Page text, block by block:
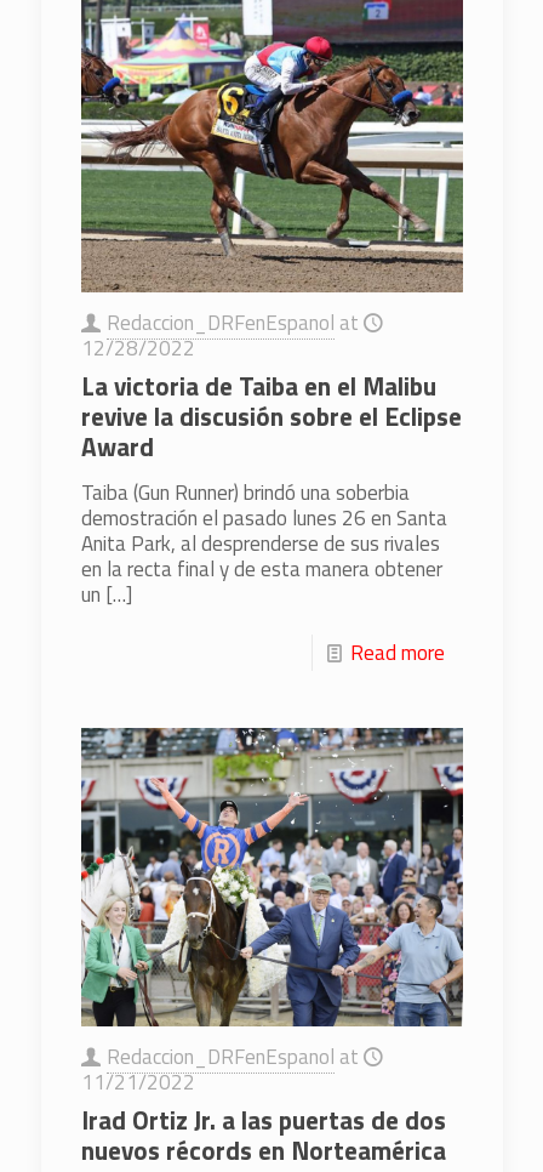
Redaccion_DRFenEspanol at
12/28/2022
La victoria de Taiba en el Malibu
revive la discusión sobre el Eclipse
Award
Taiba (Gun Runner) brindó una soberbia
demostración el pasado lunes 26 en Santa
Anita Park, al desprenderse de sus rivales
en la recta final y de esta manera obtener
un […]
Read more
Redaccion_DRFenEspanol at
11/21/2022
Irad Ortiz Jr. a las puertas de dos
nuevos récords en Norteamérica